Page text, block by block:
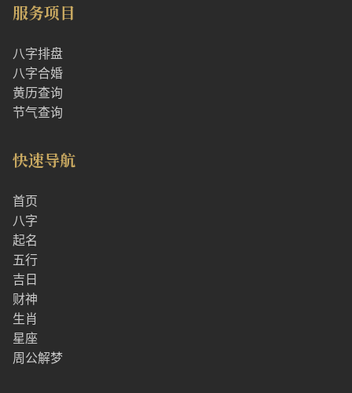
服务项目
八字排盘
八字合婚
黄历查询
节气查询
快速导航
首页
八字
起名
五行
吉日
财神
生肖
星座
周公解梦